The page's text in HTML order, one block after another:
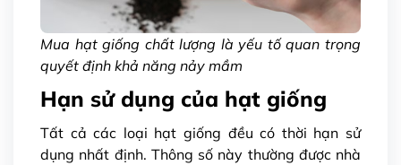
Mua hạt giống chất lượng là yếu tố quan trọng
quyết định khả năng nảy mầm
Hạn sử dụng của hạt giống
Tất cả các loại hạt giống đều có thời hạn sử
dụng nhất định. Thông số này thường được nhà